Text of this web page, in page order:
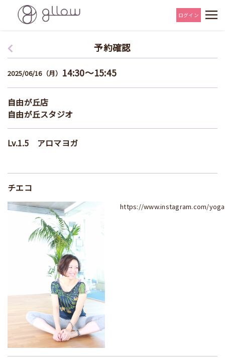
ログイン
予約確認
2025/06/16（月） 14:30～15:45
自由が丘店
自由が丘スタジオ
Lv.1.5 アロマヨガ
チエコ
https://www.instagram.com/